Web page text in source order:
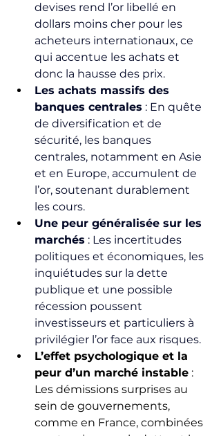
devises rend l’or libellé en
dollars moins cher pour les
acheteurs internationaux, ce
qui accentue les achats et
donc la hausse des prix.
Les achats massifs des
banques centrales : En quête
de diversification et de
sécurité, les banques
centrales, notamment en Asie
et en Europe, accumulent de
l’or, soutenant durablement
les cours.
Une peur généralisée sur les
marchés : Les incertitudes
politiques et économiques, les
inquiétudes sur la dette
publique et une possible
récession poussent
investisseurs et particuliers à
privilégier l’or face aux risques.
L’effet psychologique et la
peur d’un marché instable :
Les démissions surprises au
sein de gouvernements,
comme en France, combinées